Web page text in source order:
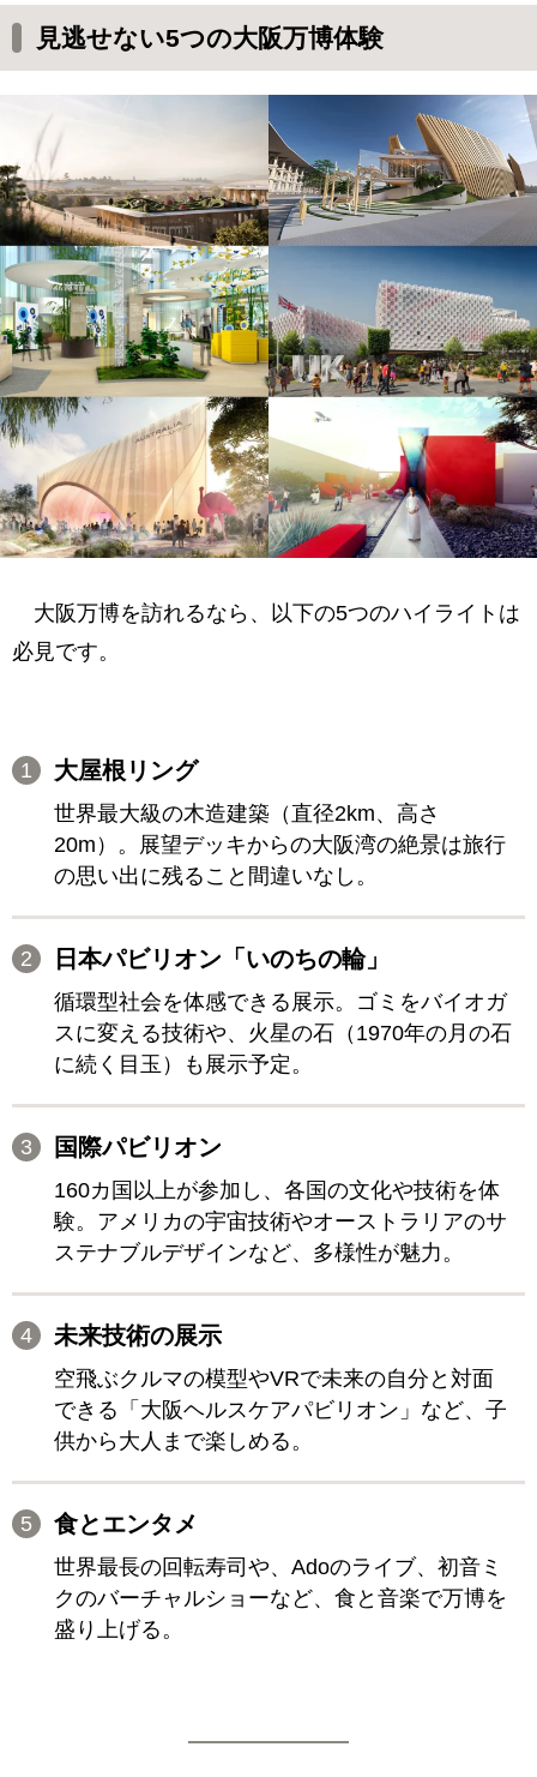
見逃せない5つの大阪万博体験
大阪万博を訪れるなら、以下の5つのハイライトは
必見です。
大屋根リング
世界最大級の木造建築（直径2km、高さ
20m）。展望デッキからの大阪湾の絶景は旅行
の思い出に残ること間違いなし。
日本パビリオン「いのちの輪」
循環型社会を体感できる展示。ゴミをバイオガ
スに変える技術や、火星の石（1970年の月の石
に続く目玉）も展示予定。
国際パビリオン
160カ国以上が参加し、各国の文化や技術を体
験。アメリカの宇宙技術やオーストラリアのサ
ステナブルデザインなど、多様性が魅力。
未来技術の展示
空飛ぶクルマの模型やVRで未来の自分と対面
できる「大阪ヘルスケアパビリオン」など、子
供から大人まで楽しめる。
食とエンタメ
世界最長の回転寿司や、Adoのライブ、初音ミ
クのバーチャルショーなど、食と音楽で万博を
盛り上げる。